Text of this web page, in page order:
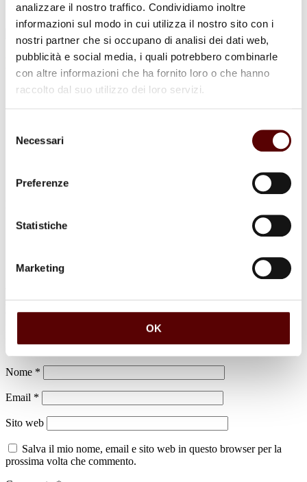
analizzare il nostro traffico. Condividiamo inoltre
informazioni sul modo in cui utilizza il nostro sito con i
nostri partner che si occupano di analisi dei dati web,
pubblicità e social media, i quali potrebbero combinarle
con altre informazioni che ha fornito loro o che hanno
raccolto dal suo utilizzo dei loro servizi.
delNecessari
Preferenze
Statistiche
Marketing
OK
Enzo Alberghini
10 Agosto 1928 - 2 Gennaio 2023
Lascia un commento
Il tuo indirizzo email non sarà pubblicato.
contrassegnati*
Nome *
Email *
Sito web
Salva il mio nome, email e sito web in questo browser per la
prossima volta che commento.